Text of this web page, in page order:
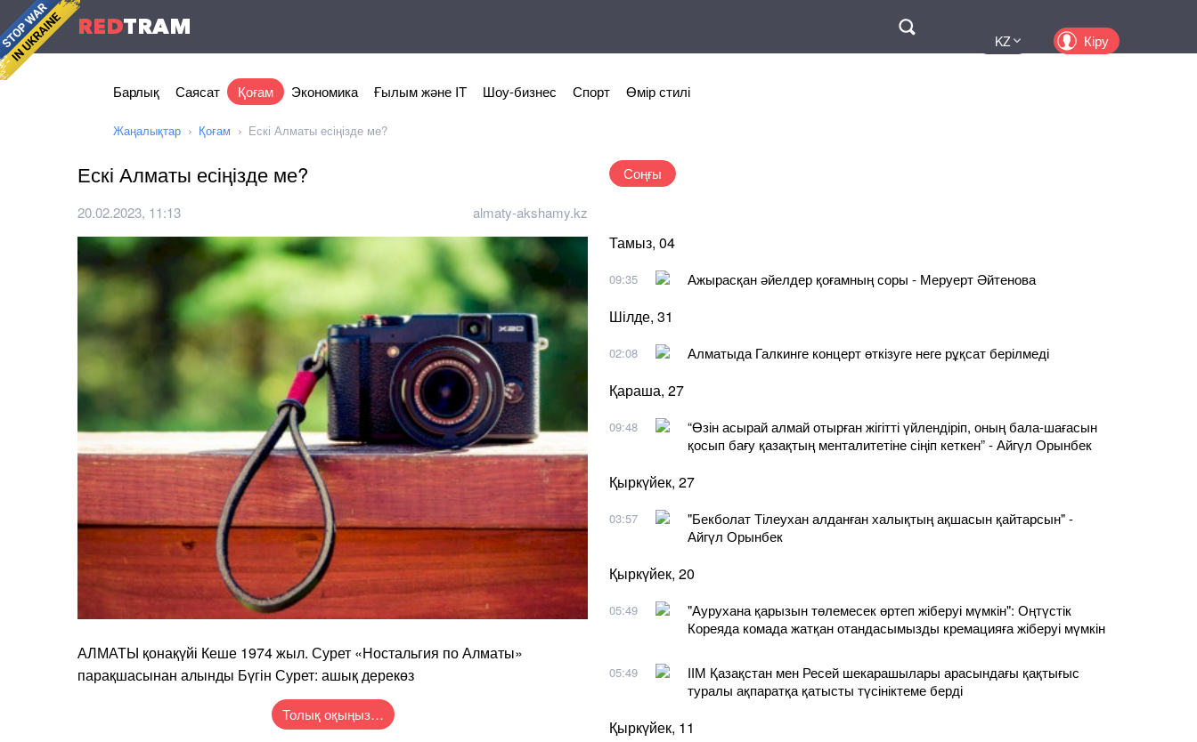
REDTRAM
KZ Кіру
Барлық Саясат Қоғам Экономика Ғылым және IT Шоу-бизнес Спорт Өмір стилі
Жаңалықтар Қоғам Ескі Алматы есіңізде ме?
Ескі Алматы есіңізде ме?
20.02.2023, 11:13 almaty-akshamy.kz
АЛМАТЫ қонақүйі Кеше 1974 жыл. Сурет «Ностальгия по Алматы»
парақшасынан алынды Бүгін Сурет: ашық дерекөз
Толық оқыңыз…
Соңғы
Тамыз, 04
09:35 Ажырасқан әйелдер қоғамның соры - Меруерт Әйтенова
Шілде, 31
02:08 Алматыда Галкинге концерт өткізуге неге рұқсат берілмеді
Қараша, 27
09:48
“Өзін асырай алмай отырған жігітті үйлендіріп, оның бала-шағасын
қосып бағу қазақтың менталитетіне сіңіп кеткен” - Айгүл Орынбек
Қыркүйек, 27
03:57
"Бекболат Тілеухан алданған халықтың ақшасын қайтарсын" -
Айгүл Орынбек
Қыркүйек, 20
05:49
"Аурухана қарызын төлемесек өртеп жіберуі мүмкін": Оңтүстік
Кореяда комада жатқан отандасымызды кремацияға жіберуі мүмкін
05:49
ІІМ Қазақстан мен Ресей шекарашылары арасындағы қақтығыс
туралы ақпаратқа қатысты түсініктеме берді
Қыркүйек, 11